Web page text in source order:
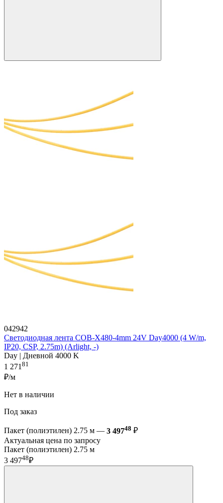
042942
Светодиодная лента COB-X480-4mm 24V Day4000 (4 W/m,
IP20, CSP, 2.75m) (Arlight, -)
Day | Дневной 4000 K
1 271 81
₽/м
Нет в наличии
Под заказ
Пакет (полиэтилен) 2.75 м — 3 49748 ₽
Актуальная цена по запросу
Пакет (полиэтилен) 2.75 м
3 49748₽